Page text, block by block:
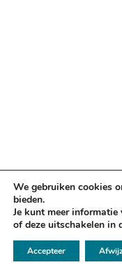
✉
We gebruiken cookies
bieden.
Je kunt meer
of deze uitschakelen in
Accepteer